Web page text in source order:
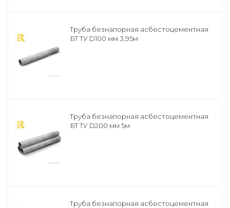
Труба безнапорная асбестоцементная
БТ ТУ D100 мм 3,95м
Труба безнапорная асбестоцементная
БТ ТУ D200 мм 5м
Труба безнапорная асбестоцементная